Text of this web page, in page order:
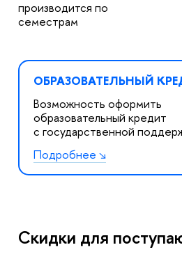
производится по
семестрам
ОБРАЗОВАТЕЛЬНЫЙ
Возможность оформить
образовательный кредит
с государственной
Подробнее
Скидки для